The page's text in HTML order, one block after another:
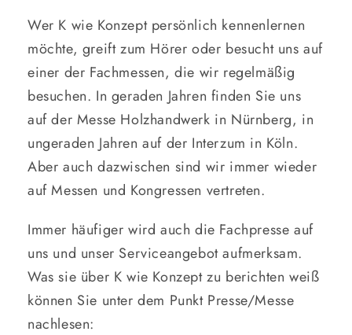
Wer K wie Konzept persönlich kennenlernen
möchte, greift zum Hörer oder besucht uns auf
einer der Fachmessen, die wir regelmäßig
besuchen. In geraden Jahren finden Sie uns
auf der Messe Holzhandwerk in Nürnberg, in
ungeraden Jahren auf der Interzum in Köln.
Aber auch dazwischen sind wir immer wieder
auf Messen und Kongressen vertreten.
Immer häufiger wird auch die Fachpresse auf
uns und unser Serviceangebot aufmerksam.
Was sie über K wie Konzept zu berichten weiß
können Sie unter dem Punkt Presse/Messe
nachlesen: